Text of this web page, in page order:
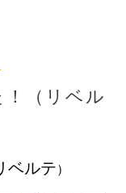
（リベル
ベルテ）